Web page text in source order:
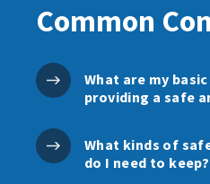
Common
What are my
providing a safe
What kinds of
do I need to keep?